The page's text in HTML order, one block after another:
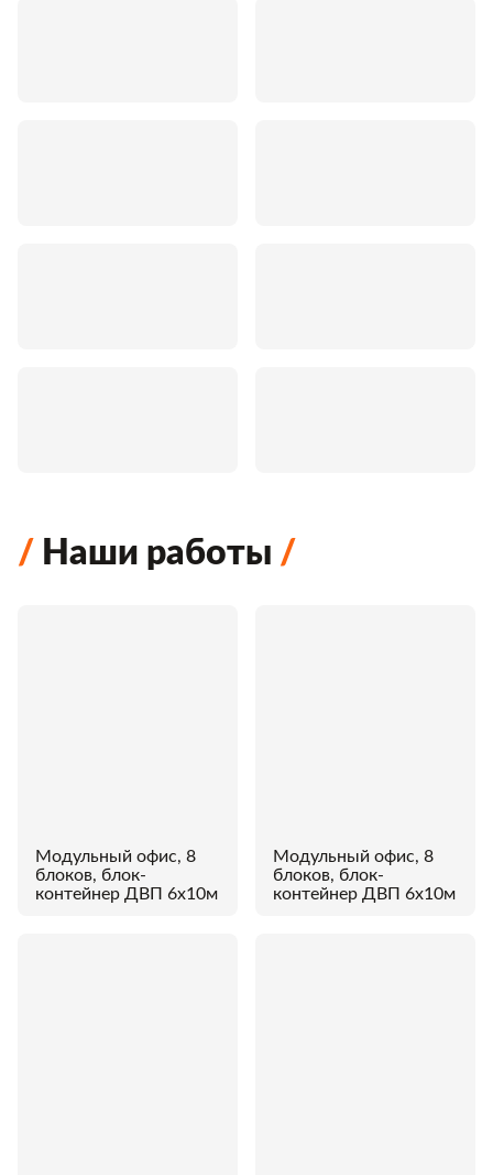
Наши работы
Модульный офис, 8
блоков, блок-
контейнер ДВП 6х10м
Модульный офис, 8
блоков, блок-
контейнер ДВП 6х10м